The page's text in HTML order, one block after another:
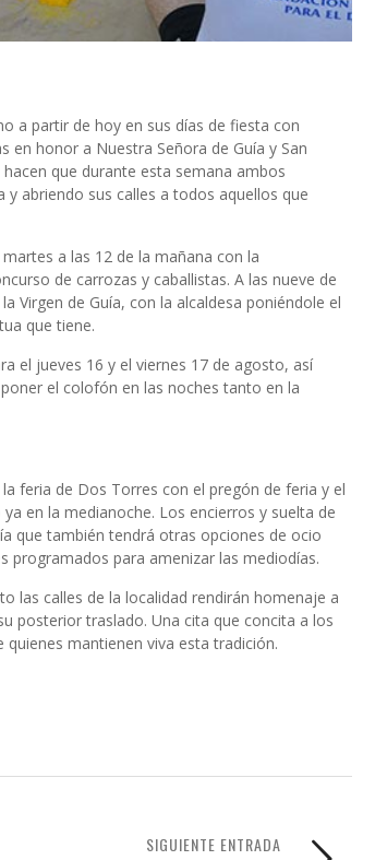
a partir de hoy en sus días de fiesta con
en honor a Nuestra Señora de Guía y San
que durante esta semana ambos
abriendo sus calles a todos aquellos que
a las 12 de la mañana con la
de carrozas y caballistas. A las nueve de
Virgen de Guía, con la alcaldesa poniéndole el
que tiene.
el jueves 16 y el viernes 17 de agosto, así
el colofón en las noches tanto en la
feria de Dos Torres con el pregón de feria y el
en la medianoche. Los encierros y suelta de
que también tendrá otras opciones de ocio
programados para amenizar las mediodías.
las calles de la localidad rendirán homenaje a
posterior traslado. Una cita que concita a los
mantienen viva esta tradición.
SIGUIENTE ENTRADA